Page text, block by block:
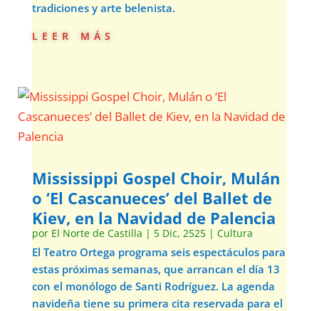
tradiciones y arte belenista.
leer más
Mississippi Gospel Choir, Mulán
o ‘El Cascanueces’ del Ballet de
Kiev, en la Navidad de Palencia
por El Norte de Castilla | 5 Dic, 2525| Cultura
El Teatro Ortega programa seis espectáculos para
estas próximas semanas, que arrancan el día 13
con el monólogo de Santi Rodríguez. La agenda
navideña tiene su primera cita reservada para el